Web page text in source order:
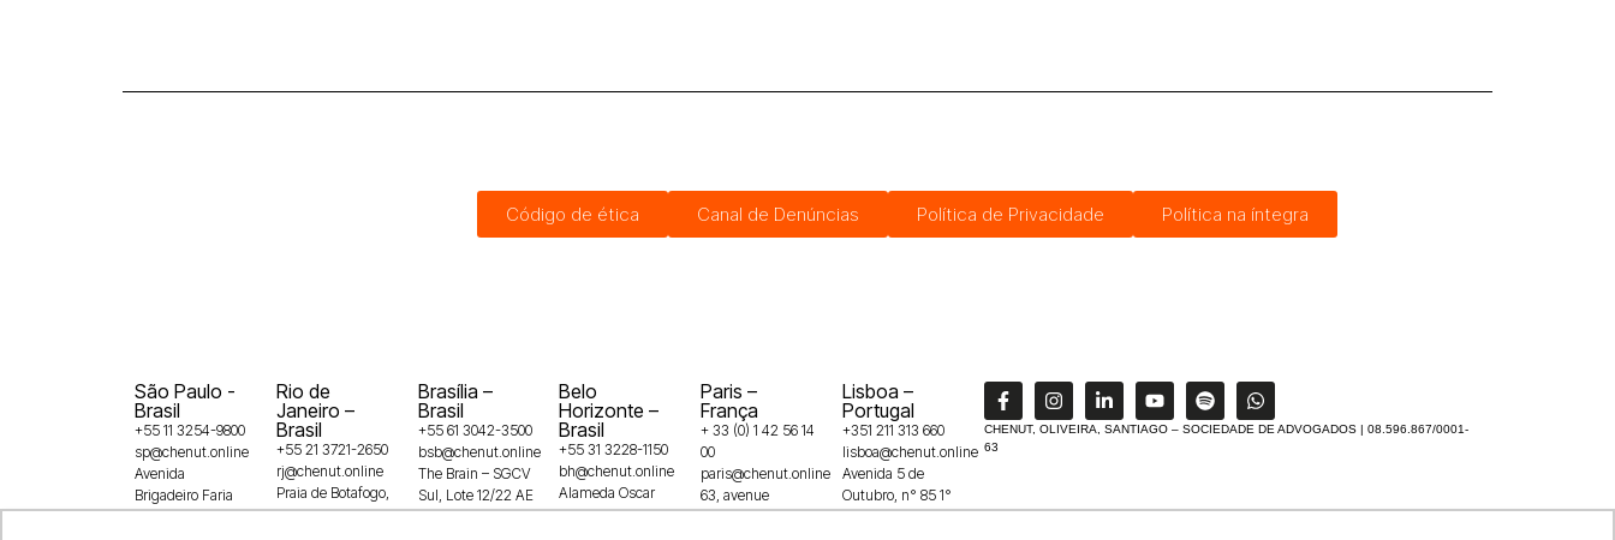
Código de ética Canal de Denúncias Política de Privacidade Política na íntegra
São Paulo -
Brasil
+55 11 3254-9800
sp@chenut.online
Avenida
Brigadeiro Faria
Lima, 3729,
Rio de
Janeiro –
Brasil
+55 21 3721-2650
rj@chenut.online
Praia de Botafogo,
228 – 16º andar –
Brasília –
Brasil
+55 61 3042-3500
bsb@chenut.online
The Brain – SGCV
Sul, Lote 12/22 AE
Shopping Casa
Belo
Horizonte –
Brasil
+55 31 3228-1150
bh@chenut.online
Alameda Oscar
Niemeyer, 132 –
Paris –
França
+ 33 (0) 1 42 56 14
00
paris@chenut.online
63, avenue
Franklin Roosevelt
Lisboa –
Portugal
+351 211 313 660
lisboa@chenut.online
Avenida 5 de
Outubro, n° 85 1°
andar
CHENUT, OLIVEIRA, SANTIAGO – SOCIEDADE DE ADVOGADOS | 08.596.867/0001-
63